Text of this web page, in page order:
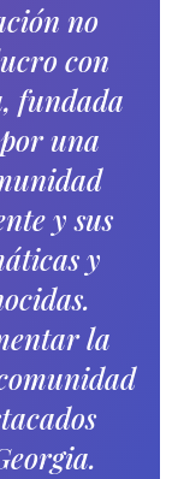
no
con
fundada
una
y sus
y
la